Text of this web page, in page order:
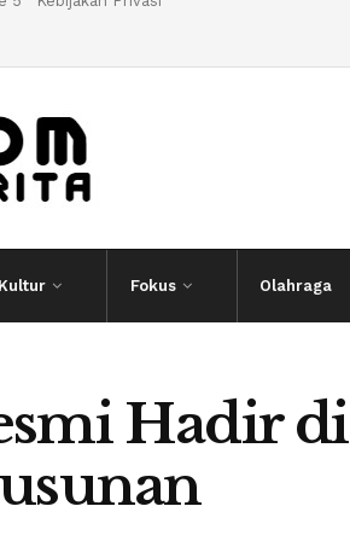
Kultur Fokus Olahraga
Hadir di